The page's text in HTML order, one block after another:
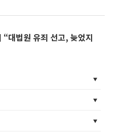
대법원 유죄 선고, 늦었지